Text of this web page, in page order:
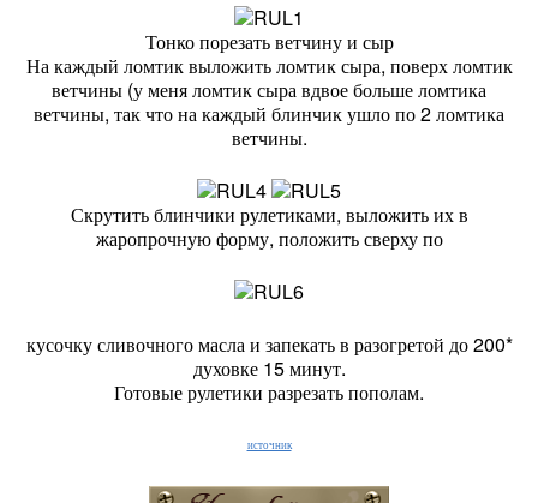
Тонко порезать ветчину и сыр
На каждый ломтик выложить ломтик сыра, поверх ломтик
ветчины (у меня ломтик сыра вдвое больше ломтика
ветчины, так что на каждый блинчик ушло по 2 ломтика
ветчины.
Скрутить блинчики рулетиками, выложить их в
жаропрочную форму, положить сверху по
кусочку сливочного масла и запекать в разогретой до 200*
духовке 15 минут.
Готовые рулетики разрезать пополам.
источник